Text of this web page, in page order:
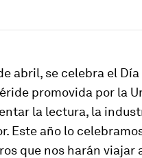
abril, se celebra el
promovida por la
la lectura, la
Este año lo
que nos harán viajar